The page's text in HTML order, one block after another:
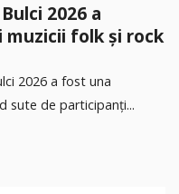
2026 a
folk și rock
2026 a fost una
sute de participanți...